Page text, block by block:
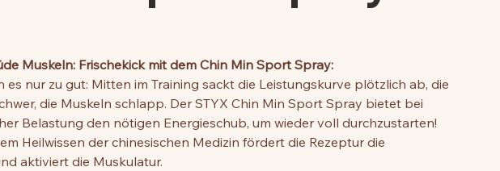
Muskeln: Frischekick mit dem Chin Min Sport Spray:
es nur zu gut: Mitten im Training sackt die Leistungskurve plötzlich ab, die
die Muskeln schlapp. Der STYX Chin Min Sport Spray bietet bei
Belastung den nötigen Energieschub, um wieder voll durchzustarten!
Heilwissen der chinesischen Medizin fördert die Rezeptur die
aktiviert die Muskulatur.